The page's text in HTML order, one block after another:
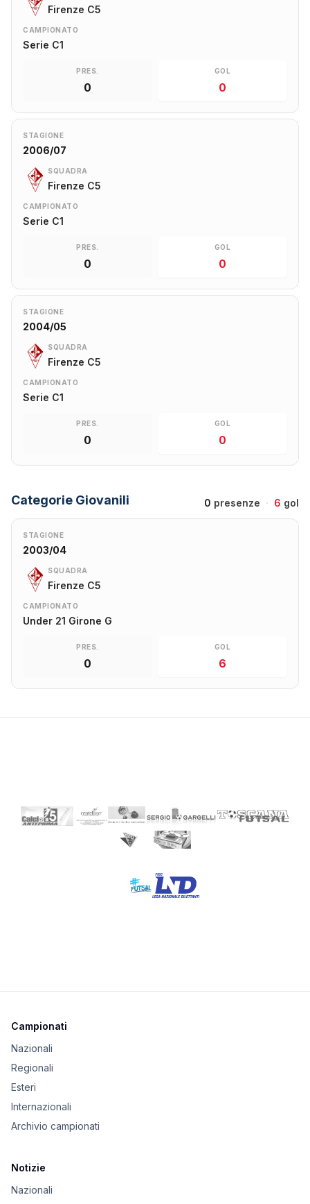
Firenze C5
CAMPIONATO
Serie C1
PRES.
0
GOL
0
STAGIONE
2006/07
SQUADRA
Firenze C5
CAMPIONATO
Serie C1
PRES.
0
GOL
0
STAGIONE
2004/05
SQUADRA
Firenze C5
CAMPIONATO
Serie C1
PRES.
0
GOL
0
Categorie Giovanili 0 presenze · 6 gol
STAGIONE
2003/04
SQUADRA
Firenze C5
CAMPIONATO
Under 21 Girone G
PRES.
0
GOL
6
Campionati
Nazionali
Regionali
Esteri
Internazionali
Archivio campionati
Notizie
Nazionali